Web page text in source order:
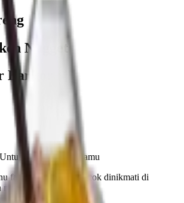
Nugget
Setiap Mood Kamu
favorit kami yang cocok dinikmati di